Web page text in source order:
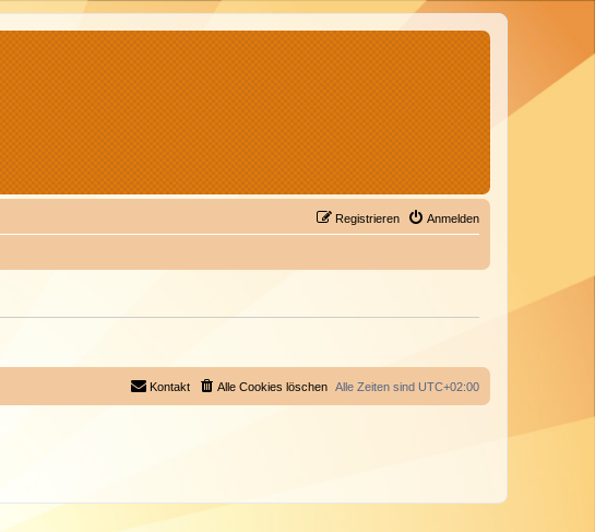
Anmelden
Registrieren
Alle Zeiten sind UTC+02:00
Alle Cookies löschen
Kontakt